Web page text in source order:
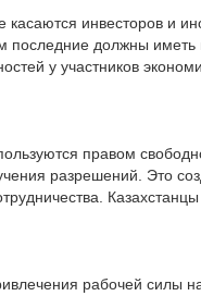
инвесторов и
последние должны
у участников
правом
разрешений. Это
рабочей силы